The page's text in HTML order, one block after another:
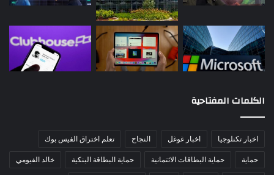
الكلمات المفتاحية
اخبار تكنلوجيا اخبار غوغل النجاح تعلم اختراق الفيس بوك
حماية حماية البطاقات الائتمانية حماية البطاقة البنكية خالد الفيومي